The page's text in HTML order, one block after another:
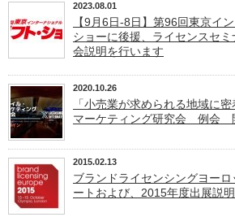
2023.08.01
【9月6日-8日】第96回東京イ
ショーに後援、ライセンスセ
会説明を行います
2020.10.26
「小売業が求められる地域に
マーケティング研究会 例会
2015.02.13
ブランドライセンシングヨー
ートおよび、2015年度出展説